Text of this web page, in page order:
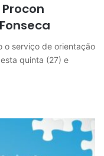
o serviço de orientação
quinta (27) e